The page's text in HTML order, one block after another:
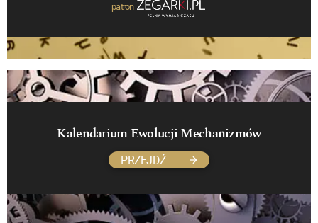
patron
Kalendarium Ewolucji Mechanizmów
PRZEJDŹ